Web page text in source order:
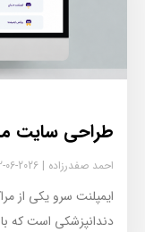
طراحی سایت
احمد صفدرزاده
ایمپلنت سرو یکی از
دندانپزشکی است که